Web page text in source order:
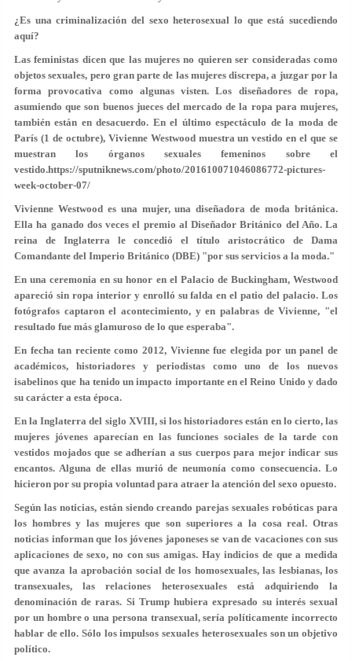
¿Es una criminalización del sexo heterosexual lo que está sucediendo
aquí?
Las feministas dicen que las mujeres no quieren ser consideradas como
objetos sexuales, pero gran parte de las mujeres discrepa, a juzgar por la
forma provocativa como algunas visten. Los diseñadores de ropa,
asumiendo que son buenos jueces del mercado de la ropa para mujeres,
también están en desacuerdo. En el último espectáculo de la moda de
París (1 de octubre), Vivienne Westwood muestra un vestido en el que se
muestran los órganos sexuales femeninos sobre el
vestido.https://sputniknews.com/photo/201610071046086772-pictures-
week-october-07/
Vivienne Westwood es una mujer, una diseñadora de moda británica.
Ella ha ganado dos veces el premio al Diseñador Británico del Año. La
reina de Inglaterra le concedió el título aristocrático de Dama
Comandante del Imperio Británico (DBE) "por sus servicios a la moda."
En una ceremonia en su honor en el Palacio de Buckingham, Westwood
apareció sin ropa interior y enrolló su falda en el patio del palacio. Los
fotógrafos captaron el acontecimiento, y en palabras de Vivienne, "el
resultado fue más glamuroso de lo que esperaba".
En fecha tan reciente como 2012, Vivienne fue elegida por un panel de
académicos, historiadores y periodistas como uno de los nuevos
isabelinos que ha tenido un impacto importante en el Reino Unido y dado
su carácter a esta época.
En la Inglaterra del siglo XVIII, si los historiadores están en lo cierto, las
mujeres jóvenes aparecían en las funciones sociales de la tarde con
vestidos mojados que se adherían a sus cuerpos para mejor indicar sus
encantos. Alguna de ellas murió de neumonía como consecuencia. Lo
hicieron por su propia voluntad para atraer la atención del sexo opuesto.
Según las noticias, están siendo creando parejas sexuales robóticas para
los hombres y las mujeres que son superiores a la cosa real. Otras
noticias informan que los jóvenes japoneses se van de vacaciones con sus
aplicaciones de sexo, no con sus amigas. Hay indicios de que a medida
que avanza la aprobación social de los homosexuales, las lesbianas, los
transexuales, las relaciones heterosexuales está adquiriendo la
denominación de raras. Si Trump hubiera expresado su interés sexual
por un hombre o una persona transexual, sería políticamente incorrecto
hablar de ello. Sólo los impulsos sexuales heterosexuales son un objetivo
político.